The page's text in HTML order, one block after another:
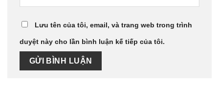
Lưu tên của tôi, email, và trang web trong trình
duyệt này cho lần bình luận kế tiếp của tôi.